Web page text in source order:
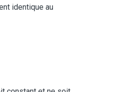
identique au